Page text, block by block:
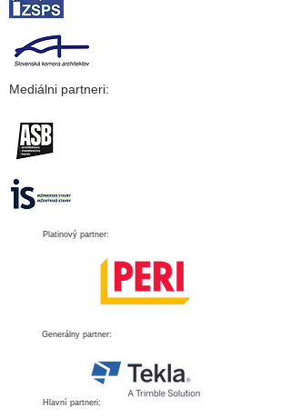
Mediálni partneri:
Platinový partner:
Generálny partner:
Hlavní partneri: